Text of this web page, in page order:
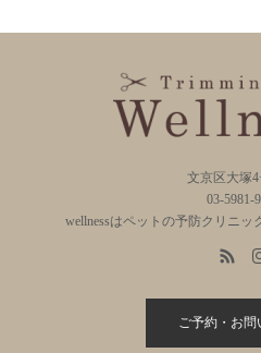
文京区大塚
03-5981-
wellnessはペットの予防クリニ
ご予約・お問